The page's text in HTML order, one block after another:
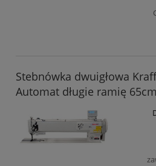
Stebnówka dwuigłowa
Automat długie ramię 65cm